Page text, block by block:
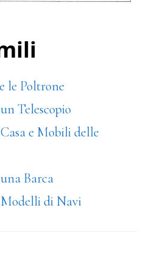
le Poltrone
Telescopio
e Mobili delle
Barca
di Navi